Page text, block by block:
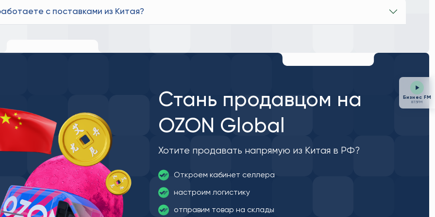
с поставками из Китая?
Стань продавцом на
OZON Global
Хотите продавать напрямую из Китая в РФ?
Откроем кабинет селлера
настроим логистику
отправим товар на склады
Бизнес FM
87.5FM